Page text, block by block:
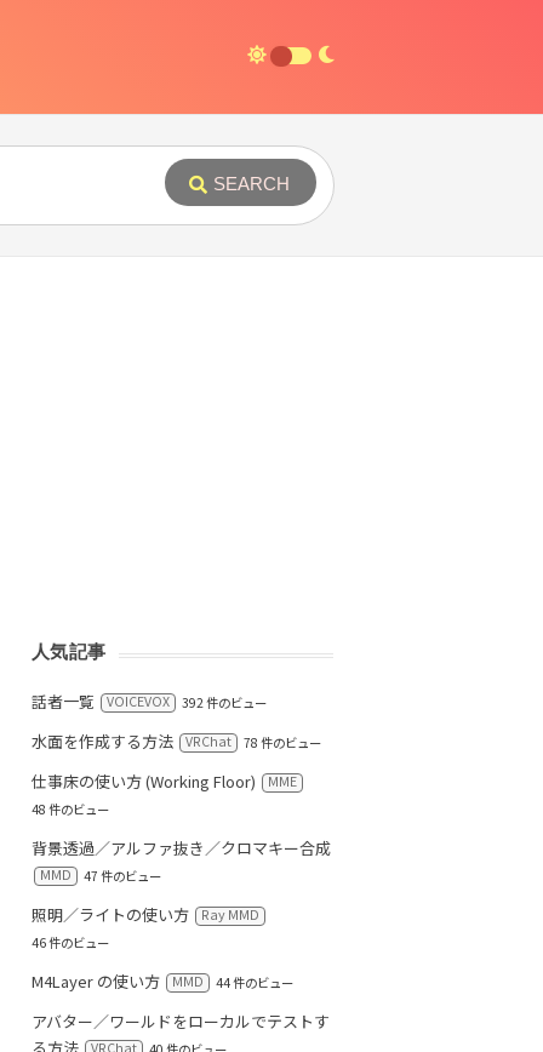
SEARCH
人気記事
話者一覧 VOICEVOX 392 件のビュー
水面を作成する方法 VRChat 78 件のビュー
仕事床の使い方 (Working Floor)
MME
48 件のビュー
背景透過／アルファ抜き／クロマキー合成
MMD 47 件のビュー
照明／ライトの使い方
Ray MMD
46 件のビュー
M4Layer の使い方 MMD 44 件のビュー
アバター／ワールドをローカルでテストす
VRChat